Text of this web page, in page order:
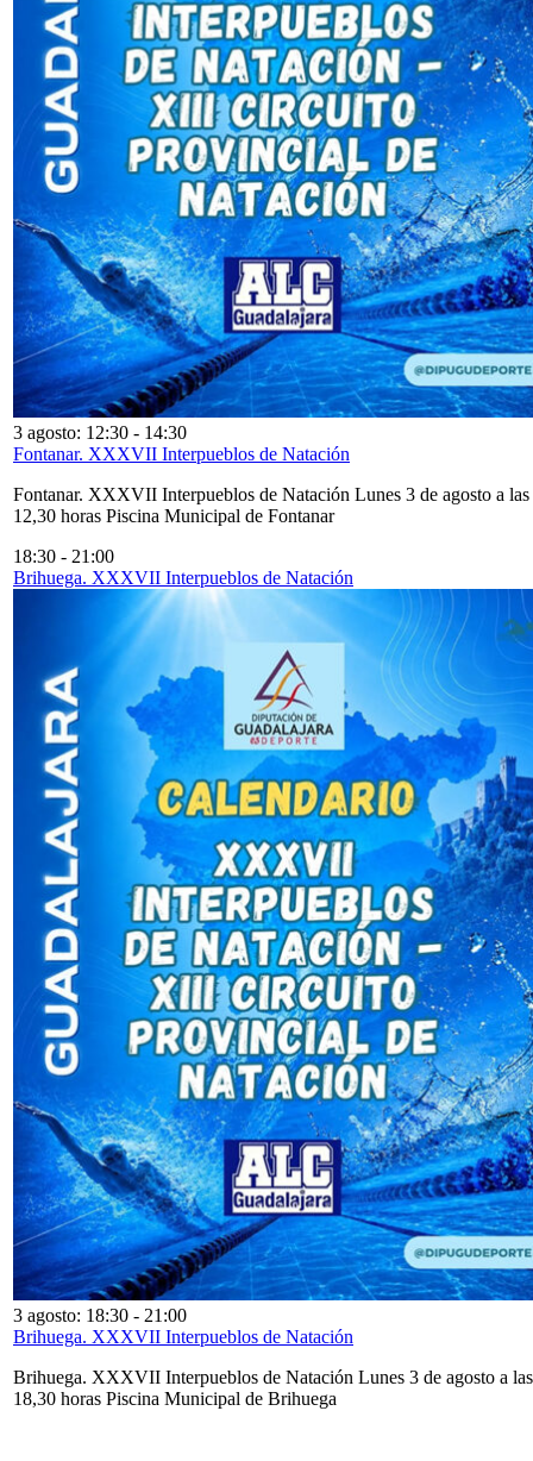
3 agosto: 12:30 - 14:30
Fontanar. XXXVII Interpueblos de Natación
Fontanar. XXXVII Interpueblos de Natación Lunes 3 de agosto a las
12,30 horas Piscina Municipal de Fontanar
18:30 - 21:00
Brihuega. XXXVII Interpueblos de Natación
3 agosto: 18:30 - 21:00
Brihuega. XXXVII Interpueblos de Natación
Brihuega. XXXVII Interpueblos de Natación Lunes 3 de agosto a las
18,30 horas Piscina Municipal de Brihuega